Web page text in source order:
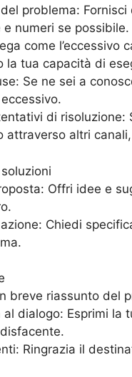
problema:
numeri se possibile.
come
la tua capacità di
Se ne sei a
di
attraverso altri
Offri idee e
Chiedi
breve riassunto del
al dialogo: Esprimi la
Ringrazia il